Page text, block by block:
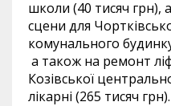
школи (40 тисяч грн),
сцени для
комунального
а також на ремонт
Козівської
лікарні (265 тисяч грн).